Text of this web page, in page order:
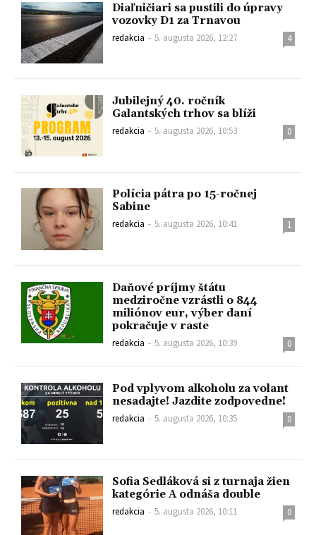
Diaľničiari sa pustili do úpravy
vozovky D1 za Trnavou
redakcia - 5. augusta 2026, 12:27 4
Jubilejný 40. ročník
Galantských trhov sa blíži
redakcia - 5. augusta 2026, 10:53 0
Polícia pátra po 15-ročnej
Sabine
redakcia - 5. augusta 2026, 10:41 1
Daňové príjmy štátu
medziročne vzrástli o 844
miliónov eur, výber daní
pokračuje v raste
redakcia - 5. augusta 2026, 10:39 0
Pod vplyvom alkoholu za volant
nesadajte! Jazdite zodpovedne!
redakcia - 5. augusta 2026, 10:35 0
Sofia Sedláková si z turnaja žien
kategórie A odnáša double
redakcia - 5. augusta 2026, 10:11 0